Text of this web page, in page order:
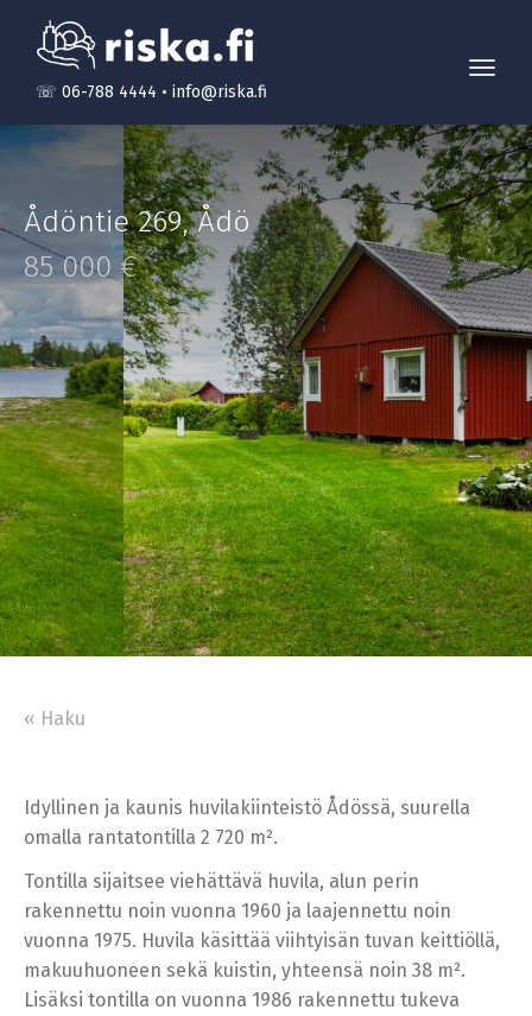
☏ 06-788 4444 • info@riska.fi
Ådöntie 269,Ådö
85 000 €
« Haku
Idyllinen ja kaunis huvilakiinteistö Ådössä, suurella
omalla rantatontilla 2 720 m².
Tontilla sijaitsee viehättävä huvila, alun perin
rakennettu noin vuonna 1960 ja laajennettu noin
vuonna 1975. Huvila käsittää viihtyisän tuvan keittiöllä,
makuuhuoneen sekä kuistin, yhteensä noin 38 m².
Lisäksi tontilla on vuonna 1986 rakennettu tukeva